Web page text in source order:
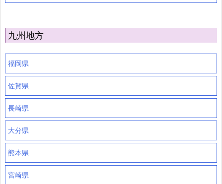
九州地方
福岡県
佐賀県
長崎県
大分県
熊本県
宮崎県